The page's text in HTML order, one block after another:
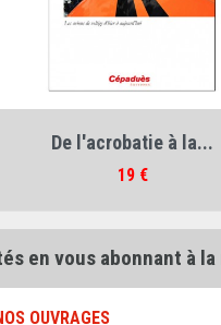
De l'acrobatie à la...
Prix
19 €
en vous abonnant à
OUVRAGES